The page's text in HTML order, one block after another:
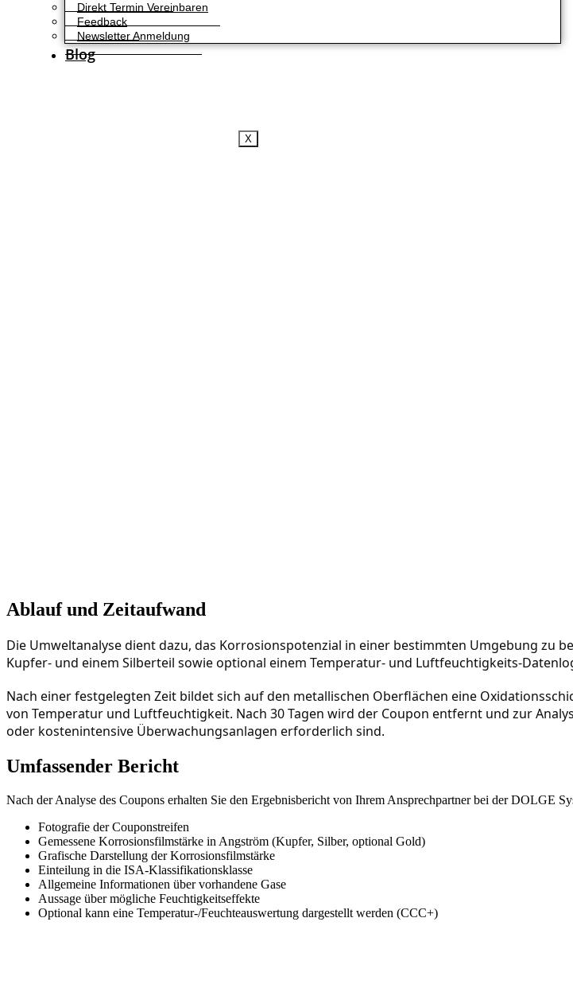
Direkt Termin Vereinbaren
Feedback
Newsletter Anmeldung
Blog
X
Ablauf und Zeitaufwand
Die Umweltanalyse dient dazu, das Korrosionspotenzial in einer bestimmten Umgebung zu
Kupfer- und einem Silberteil sowie optional einem Temperatur- und Luftfeuchtigkeits-
Nach einer festgelegten Zeit bildet sich auf den metallischen Oberflächen eine
von Temperatur und Luftfeuchtigkeit. Nach 30 Tagen wird der Coupon entfernt und zur
oder kostenintensive Überwachungsanlagen erforderlich sind.
Umfassender Bericht
Nach der Analyse des Coupons erhalten Sie den Ergebnisbericht von Ihrem Ansprechpartner bei der DOLGE
Fotografie der Couponstreifen
Gemessene Korrosionsfilmstärke in Angström (Kupfer, Silber, optional Gold)
Grafische Darstellung der Korrosionsfilmstärke
Einteilung in die ISA-Klassifikationsklasse
Allgemeine Informationen über vorhandene Gase
Aussage über mögliche Feuchtigkeitseffekte
Optional kann eine Temperatur-/Feuchteauswertung dargestellt werden (CCC+)